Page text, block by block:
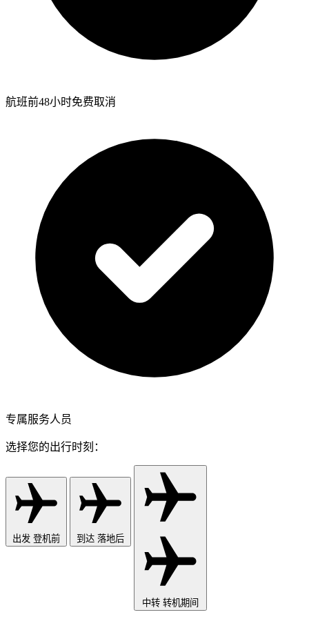
航班前48小时免费取消
专属服务人员
选择您的出行时刻：
出发 登机前 到达 落地后
中转 转机期间